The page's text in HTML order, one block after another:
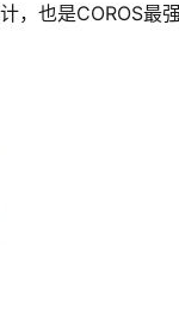
，也是COROS最